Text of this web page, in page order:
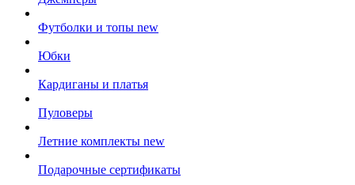
Футболки и топы new
Юбки
Кардиганы и платья
Пуловеры
Летние комплекты new
Подарочные сертификаты